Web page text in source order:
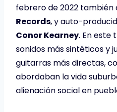
febrero de 2022 también
Records, y auto-
Conor Kearney. En este
sonidos más sintéticos y
guitarras más directas,
abordaban la vida
alienación social en